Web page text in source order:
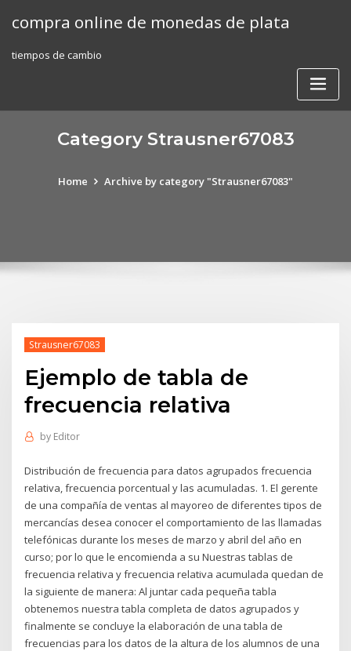
compra online de monedas de plata
tiempos de cambio
Category Strausner67083
Home Archive by category "Strausner67083"
Strausner67083
Ejemplo de tabla de
frecuencia relativa
by Editor
Distribución de frecuencia para datos agrupados frecuencia
relativa, frecuencia porcentual y las acumuladas. 1. El gerente
de una compañía de ventas al mayoreo de diferentes tipos de
mercancías desea conocer el comportamiento de las llamadas
telefónicas durante los meses de marzo y abril del año en
curso; por lo que le encomienda a su Nuestras tablas de
frecuencia relativa y frecuencia relativa acumulada quedan de
la siguiente de manera: Al juntar cada pequeña tabla
obtenemos nuestra tabla completa de datos agrupados y
finalmente se concluye la elaboración de una tabla de
frecuencias para los datos de la altura de los alumnos de una